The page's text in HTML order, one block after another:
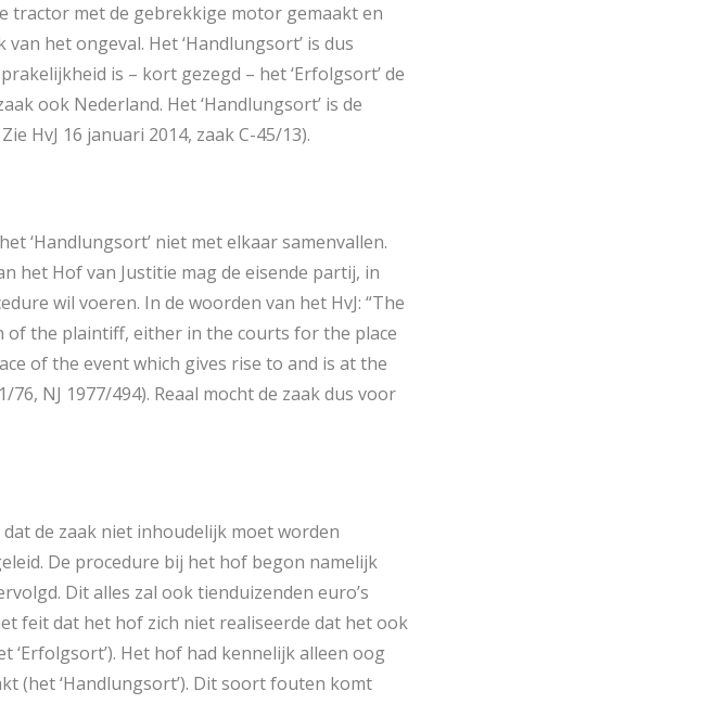
tractor met de gebrekkige motor gemaakt en
het ongeval. Het ‘Handlungsort’ is dus
is – kort gezegd – het ‘Erfolgsort’ de
ook Nederland. Het ‘Handlungsort’ is de
HvJ 16 januari 2014, zaak C-45/13).
‘Handlungsort’ niet met elkaar samenvallen.
het Hof van Justitie mag de eisende partij, in
wil voeren. In de woorden van het HvJ: “The
the plaintiff, either in the courts for the place
of the event which gives rise to and is at the
NJ 1977/494). Reaal mocht de zaak dus voor
de zaak niet inhoudelijk moet worden
De procedure bij het hof begon namelijk
Dit alles zal ook tienduizenden euro’s
feit dat het hof zich niet realiseerde dat het ook
‘Erfolgsort’). Het hof had kennelijk alleen oog
(het ‘Handlungsort’). Dit soort fouten komt